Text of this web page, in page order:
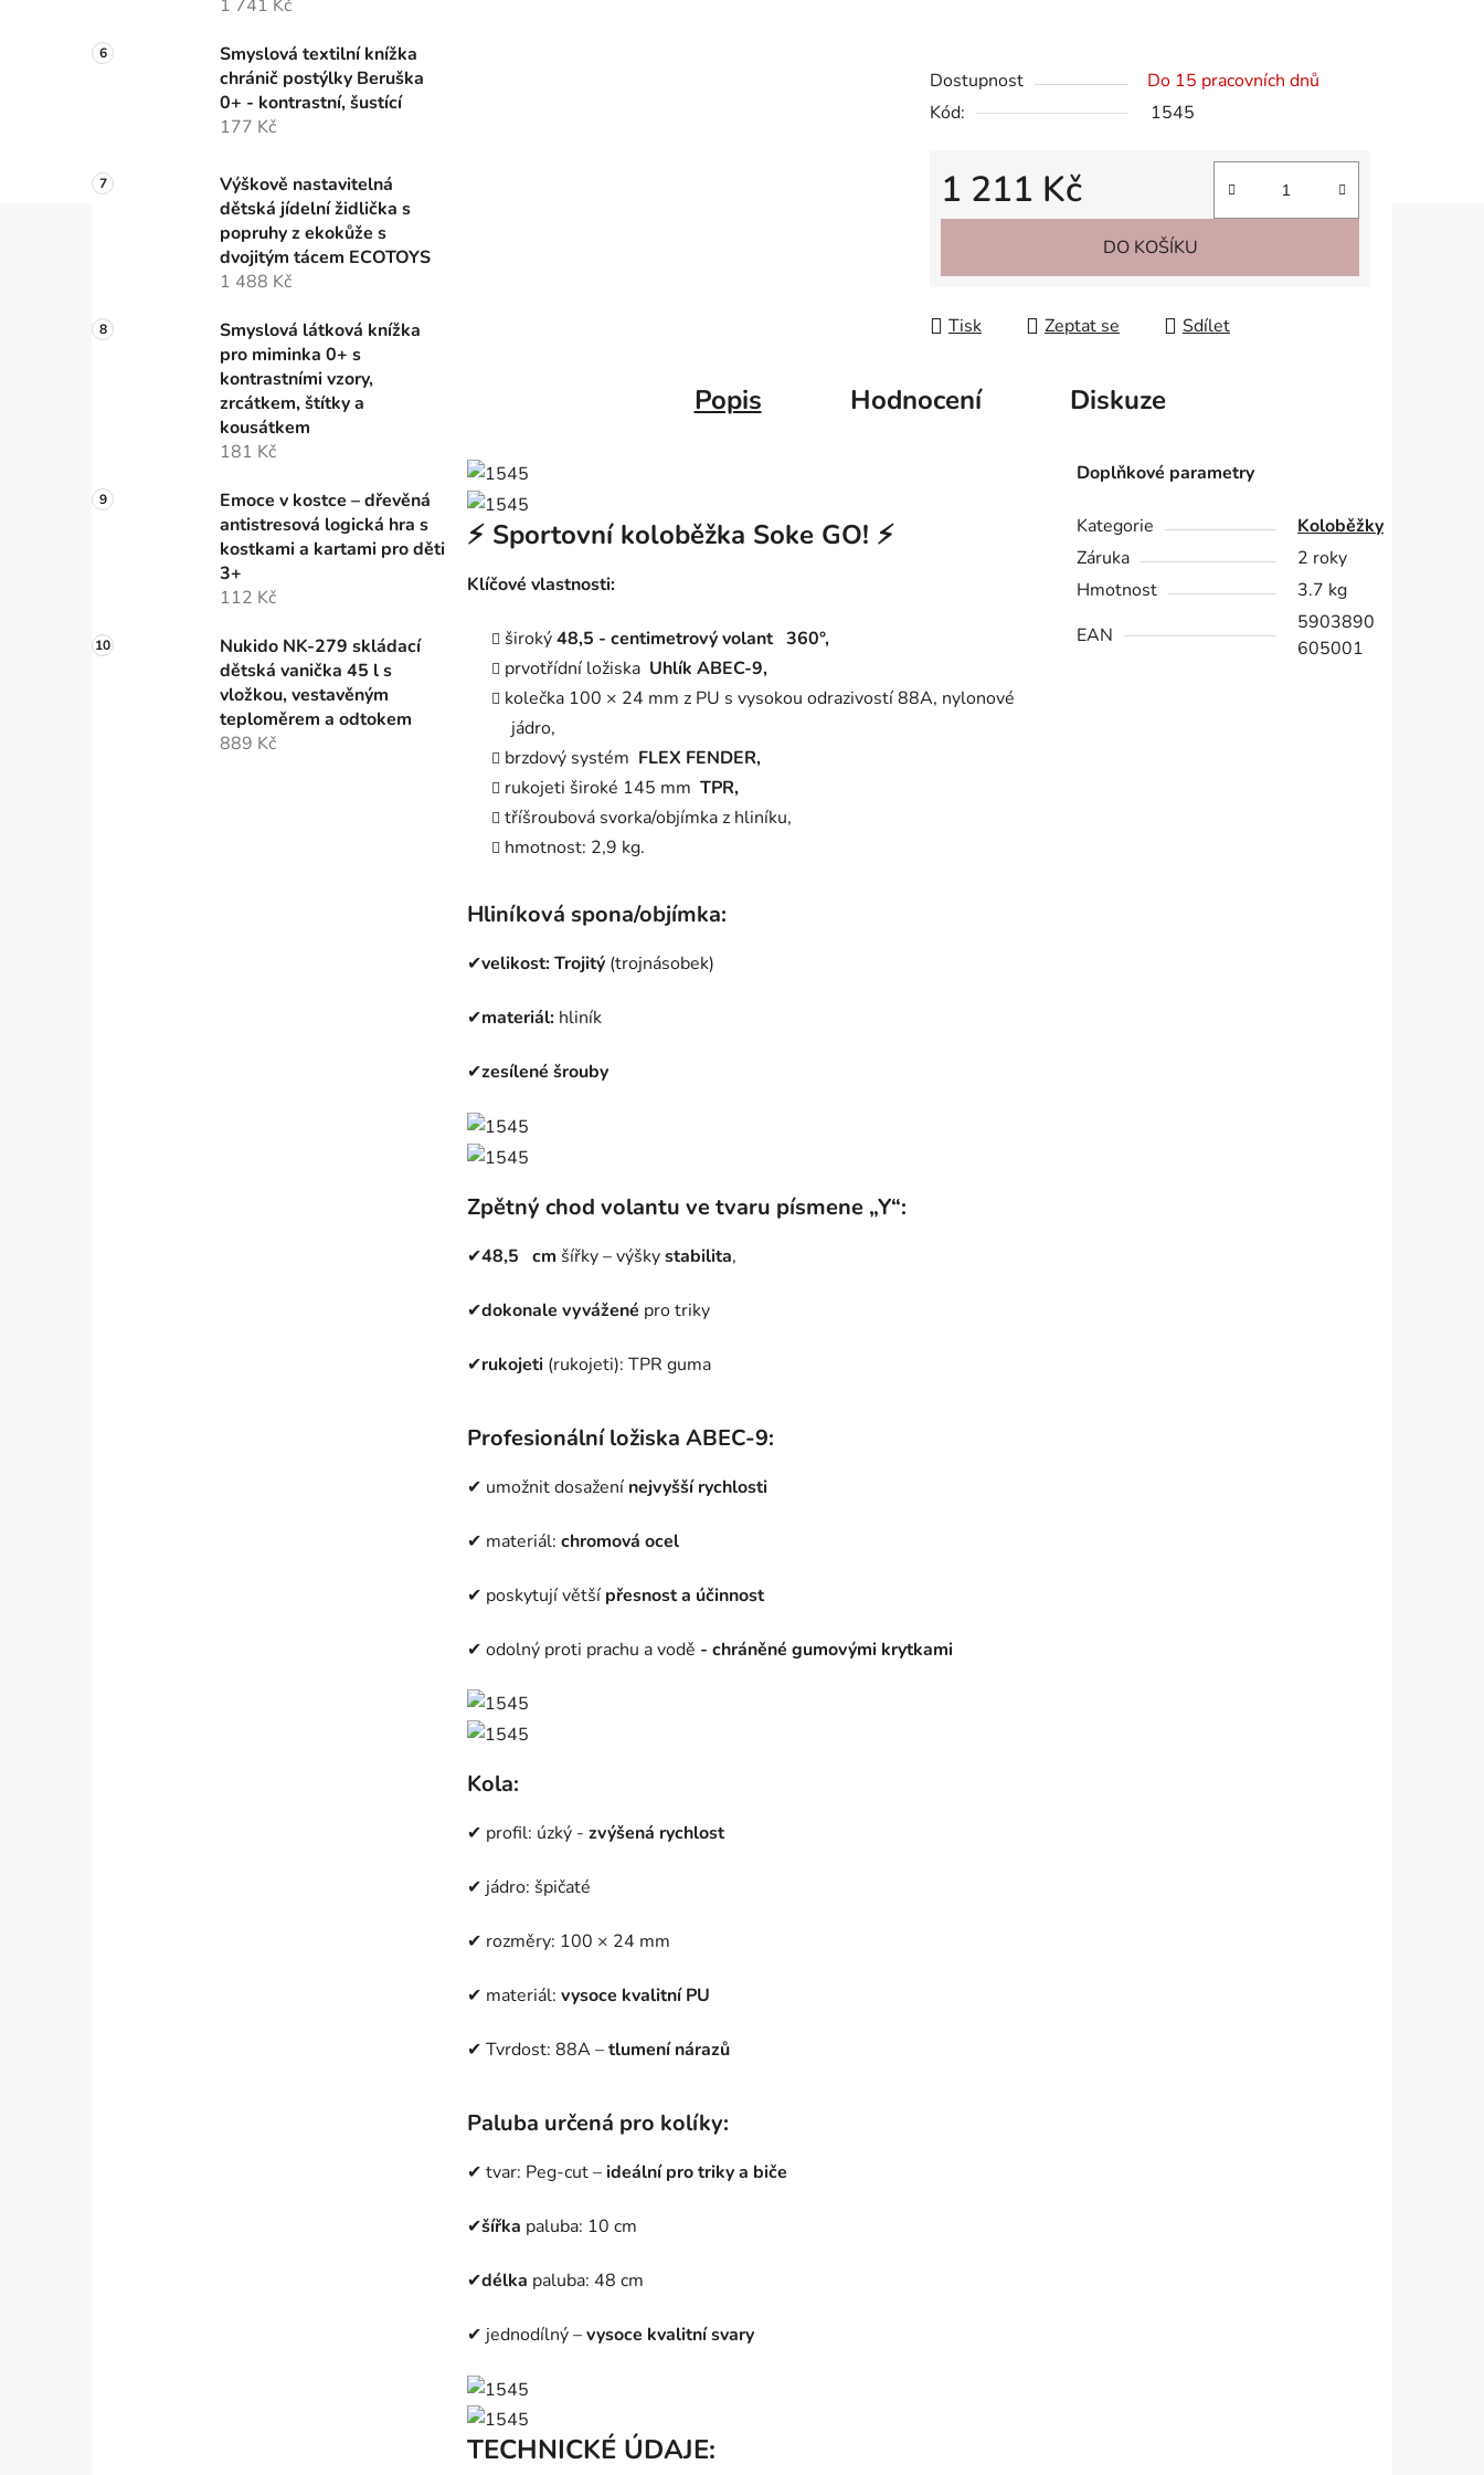
1 741 Kč
Smyslová textilní knížka
chránič postýlky Beruška
0+ - kontrastní, šustící
177 Kč
Výškově nastavitelná
dětská jídelní židlička s
popruhy z ekokůže s
dvojitým tácem ECOTOYS
1 488 Kč
Smyslová látková knížka
pro miminka 0+ s
kontrastními vzory,
zrcátkem, štítky a
kousátkem
181 Kč
Emoce v kostce – dřevěná
antistresová logická hra s
kostkami a kartami pro děti
3+
112 Kč
Nukido NK-279 skládací
dětská vanička 45 l s
vložkou, vestavěným
teploměrem a odtokem
889 Kč
Dostupnost
Do 15 pracovních dnů
Kód:
1545
1 211 Kč
Měrná cena:
DO KOŠÍKU
Tisk Zeptat se Sdílet
Popis Hodnocení Diskuze
⚡ Sportovní koloběžka Soke GO! ⚡
Klíčové vlastnosti:
široký48,5 - centimetrový volant 360°,
prvotřídní ložiska Uhlík ABEC-9,
kolečka 100 × 24 mm z PU s vysokou odrazivostí 88A, nylonové
jádro,
brzdový systém FLEX FENDER,
rukojeti široké 145 mm TPR,
tříšroubová svorka/objímka z hliníku,
hmotnost: 2,9 kg.
Hliníková spona/objímka:
✔velikost:Trojitý (trojnásobek)
✔materiál: hliník
✔zesílené šrouby
Zpětný chod volantu ve tvaru písmene „Y“:
✔48,5 cm šířky – výškystabilita,
✔dokonale vyvážené pro triky
✔rukojeti (rukojeti): TPR guma
Profesionální ložiska ABEC-9:
✔ umožnit dosažení nejvyšší rychlosti
✔ materiál: chromová ocel
✔ poskytují větší přesnost a účinnost
✔ odolný proti prachu a vodě - chráněné gumovými krytkami
Kola:
✔ profil: úzký - zvýšená rychlost
✔ jádro: špičaté
✔ rozměry: 100 × 24 mm
✔ materiál: vysoce kvalitní PU
✔ Tvrdost: 88A –tlumení nárazů
Paluba určená pro kolíky:
✔ tvar: Peg-cut –ideální pro triky a biče
✔šířka paluba: 10 cm
✔délka paluba: 48 cm
✔ jednodílný –vysoce kvalitní svary
TECHNICKÉ ÚDAJE:
Doplňkové parametry
Kategorie
Koloběžky
Záruka
2 roky
Hmotnost
3.7 kg
EAN
5903890
605001